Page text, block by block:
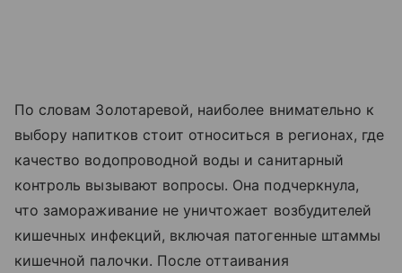
По словам Золотаревой, наиболее внимательно к
выбору напитков стоит относиться в регионах, где
качество водопроводной воды и санитарный
контроль вызывают вопросы. Она подчеркнула,
что замораживание не уничтожает возбудителей
кишечных инфекций, включая патогенные штаммы
кишечной палочки. После оттаивания